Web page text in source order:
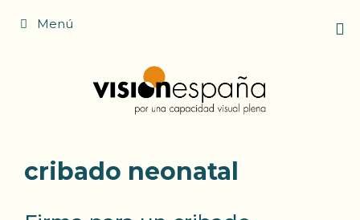
Menú
cribado neonatal